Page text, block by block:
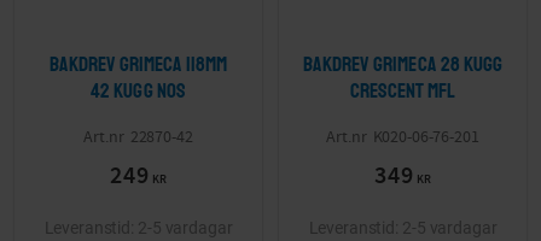
Bakdrev Grimeca 118mm
42 kugg NOS
22870-42
249 KR
2-5 vardagar
Bakdrev Grimeca 28 kugg
Crescent mfl
K020-06-76-201
349 KR
2-5 vardagar